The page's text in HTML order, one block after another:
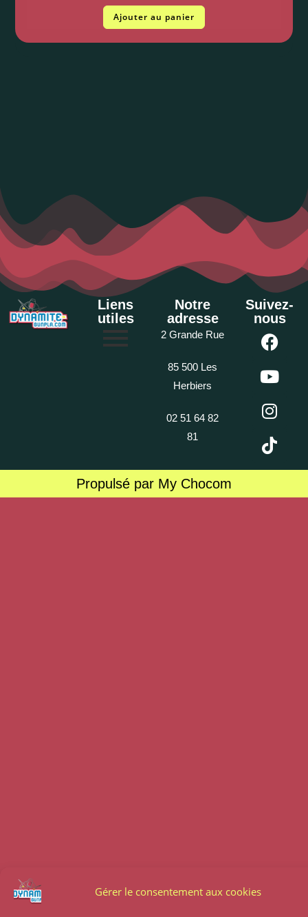
Gérer le consentement aux cookies
Ajouter au panier
Liens
utiles
Notre
adresse
2 Grande Rue
85 500 Les
Herbiers
02 51 64 82
81
Suivez-
nous
Propulsé par My Chocom